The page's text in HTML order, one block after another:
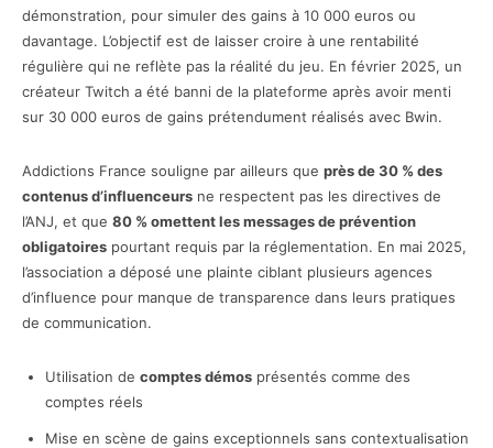
démonstration, pour simuler des gains à 10 000 euros ou
davantage. L’objectif est de laisser croire à une rentabilité
régulière qui ne reflète pas la réalité du jeu. En février 2025, un
créateur Twitch a été banni de la plateforme après avoir menti
sur 30 000 euros de gains prétendument réalisés avec Bwin.
Addictions France souligne par ailleurs que près de 30 % des
contenus d’influenceurs ne respectent pas les directives de
l’ANJ, et que 80 % omettent les messages de prévention
obligatoires pourtant requis par la réglementation. En mai 2025,
l’association a déposé une plainte ciblant plusieurs agences
d’influence pour manque de transparence dans leurs pratiques
de communication.
Utilisation de comptes démos présentés comme des
comptes réels
Mise en scène de gains exceptionnels sans contextualisation